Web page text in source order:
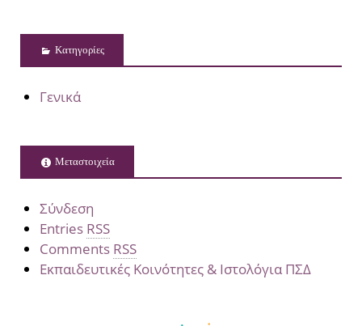
Kατηγορίες
Γενικά
Μεταστοιχεία
Σύνδεση
Entries RSS
Comments RSS
Εκπαιδευτικές Κοινότητες & Ιστολόγια ΠΣΔ